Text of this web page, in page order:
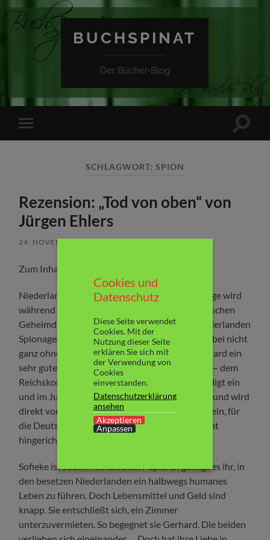
BUCHSPINAT
Der Bücher-Blog
Mobile-
Menü
SCHLAGWORT: SPION
Rezension: „Tod von oben“ von
Jürgen Ehlers
24. NOVEMBER 2017
Zum Inhalt:
Niederlande 1941: Der deutsche Gerhard Prange wird
während seines Studiums in England vom englischen
Geheimdienst angeworben und soll in den Niederlanden
Spionagedienste leisten. Die Engländer sind dabei nicht
ganz ohne Hintergedanken. Schließlich ist Gerhard ein
sehr guter Bekannter von Arthur Seyß-Inquart – dem
Reichskommissar der Niederlande. Gerhard willigt ein
und im Juli 1941 landet er in den Niederlanden und wird
direkt von der Polizei festgenommen. Er willigt ein, für
die Deutschen Doppelagent zu werden, um nicht
hingerichtet zu werden.
Sofieke ist Jüdin. Mit falschen Papieren gelingt es ihr, in
den besetzen Niederlanden ein halbwegs humanes
Leben zu führen. Doch Lebensmittel und Geld sind
knapp. Sie entschließt sich, ein Zimmer
unterzuvermieten. So begegnet sie Gerhard. Die beiden
Cookies und
Datenschutz
Diese Seite verwendet
Cookies. Mit der
Nutzung dieser Seite
erklären Sie sich mit
der Verwendung von
Cookies
einverstanden.
Datenschutzerklärung
ansehen
Akzeptieren
Anpassen